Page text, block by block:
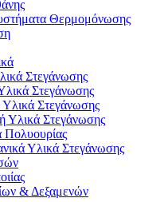
Θερμομόνωσης
Στεγάνωσης
Στεγάνωσης
Υλικά Στεγάνωσης
Υλικά Στεγάνωσης
Πολυουρίας
Υλικά Στεγάνωσης
& Δεξαμενών